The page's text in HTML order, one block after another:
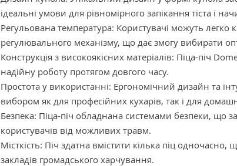
ідеальні умови для рівномірного запікання тіста і
Регульована температура: Користувачі можуть легко
регулювального механізму, що дає змогу вибирати
Конструкція з високоякісних матеріалів: Піца-піч
надійну роботу протягом довгого часу.
Простота у використанні: Ергономічний дизайн та
вибором як для професійних кухарів, так і для
Безпека: Піца-піч обладнана системами безпеки, що
користувачів від можливих травм.
Місткість: Піч здатна вмістити кілька піц
закладів громадського харчування.